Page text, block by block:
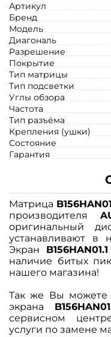
Артикул
Бренд
Модель
Диагональ
Разрешение
Покрытие
Тип матрицы
Тип подсветки
Углы обзора
Частота
Тип разъёма
Крепления (ушки)
Состояние
Гарантия
Матрица
производителя
оригинальный
устанавливают в
Экран B156HAN01.1
наличие битых
нашего магазина!
Так же Вы можете
экрана
сервисном
услуги по замене